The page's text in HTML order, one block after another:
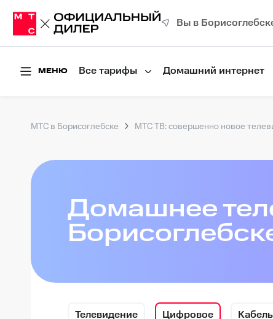
Вы в
МЕНЮ Все тарифы Домашний интернет
МТС в Борисоглебске МТС ТВ: совершенно новое
Домашнее
Телевидение Цифровое